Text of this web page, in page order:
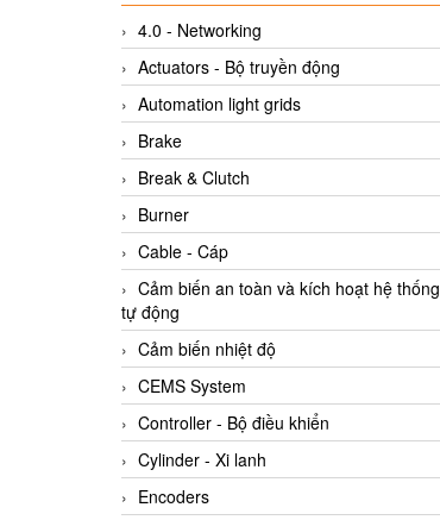
4.0 - Networking
Actuators - Bộ truyền động
Automation light grids
Brake
Break & Clutch
Burner
Cable - Cáp
Cảm biến an toàn và kích hoạt hệ thống
tự động
Cảm biến nhiệt độ
CEMS System
Controller - Bộ điều khiển
Cylinder - Xi lanh
Encoders